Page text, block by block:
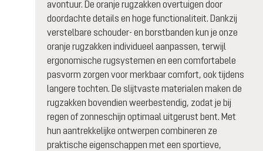
avontuur. De oranje rugzakken overtuigen door
doordachte details en hoge functionaliteit. Dankzij
verstelbare schouder- en borstbanden kun je onze
oranje rugzakken individueel aanpassen, terwijl
ergonomische rugsystemen en een comfortabele
pasvorm zorgen voor merkbaar comfort, ook tijdens
langere tochten. De slijtvaste materialen maken de
rugzakken bovendien weerbestendig, zodat je bij
regen of zonneschijn optimaal uitgerust bent. Met
hun aantrekkelijke ontwerpen combineren ze
praktische eigenschappen met een sportieve,